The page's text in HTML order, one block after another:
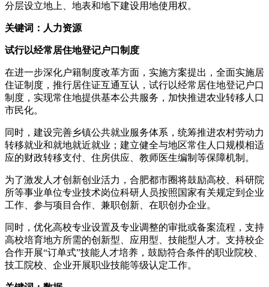
分层设立地上、地表和地下建设用地使用权。
关键词：人力资源
试行以经常居住地登记户口制度
在进一步深化户籍制度改革方面，实施方案提出，全面实施居
住证制度，推行居住证互通互认，试行以经常居住地登记户口
制度，实现常住地提供基本公共服务，加快推进农业转移人口
市民化。
同时，建设完善乡镇公共就业服务体系，统筹推进农村劳动力
转移就业和就地就近就业；建立健全与地区常住人口规模相适
应的财政转移支付、住房供应、教师医生编制等保障机制。
为了激发人才创新创业活力，合肥都市圈将鼓励高校、科研院
所等事业单位专业技术岗位科研人员按照国家有关规定到企业
工作、参与项目合作、兼职创新、在职创办企业。
同时，优化高校专业设置及专业调整的审批或备案流程，支持
高校培育地方所需的创新型、应用型、技能型人才。支持校企
合作开展“订单式”技能人才培养，鼓励符合条件的职业院校、
技工院校、企业开展职业技能等级认定工作。